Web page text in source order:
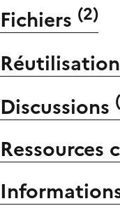
Fichiers (2)
Discussions (
Ressources